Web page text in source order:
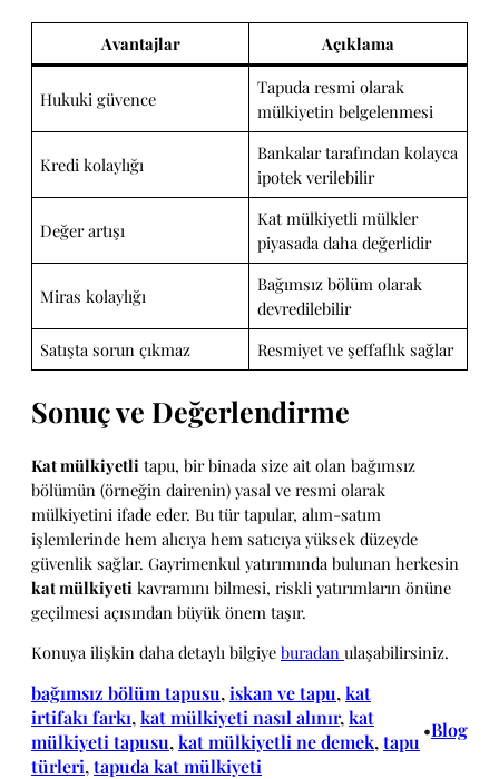
Avantajlar Açıklama
Hukuki güvence
Tapuda resmi olarak
mülkiyetin belgelenmesi
Kredi kolaylığı
Bankalar tarafından kolayca
ipotek verilebilir
Değer artışı
Kat mülkiyetli mülkler
piyasada daha değerlidir
Miras kolaylığı
Bağımsız bölüm olarak
devredilebilir
Satışta sorun çıkmaz
Resmiyet ve şeffaflık sağlar
Sonuç ve Değerlendirme
Kat mülkiyetli tapu, bir binada size ait olan bağımsız
bölümün (örneğin dairenin) yasal ve resmi olarak
mülkiyetini ifade eder. Bu tür tapular, alım-satım
işlemlerinde hem alıcıya hem satıcıya yüksek düzeyde
güvenlik sağlar. Gayrimenkul yatırımında bulunan herkesin
kat mülkiyeti kavramını bilmesi, riskli yatırımların önüne
geçilmesi açısından büyük önem taşır.
Konuya ilişkin daha detaylı bilgiye buradan ulaşabilirsiniz.
bağımsız bölüm tapusu, iskan ve tapu, kat
irtifakı farkı, kat mülkiyeti nasıl alınır, kat
mülkiyeti tapusu, kat mülkiyetli ne demek, tapu
türleri, tapuda kat mülkiyeti
•Blog